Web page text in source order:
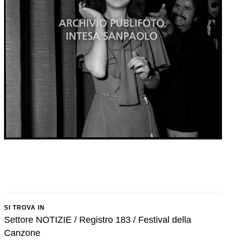
SI TROVA IN
Settore NOTIZIE / Registro 183 / Festival della
Canzone